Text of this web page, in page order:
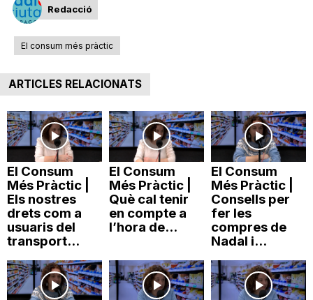
T
r
a
g
o
Redacció
El consum més pràctic
ARTICLES RELACIONATS
El Consum
Més Pràctic |
Els nostres
drets com a
usuaris del
transport...
El Consum
Més Pràctic |
Què cal tenir
en compte a
l’hora de...
El Consum
Més Pràctic |
Consells per
fer les
compres de
Nadal i...